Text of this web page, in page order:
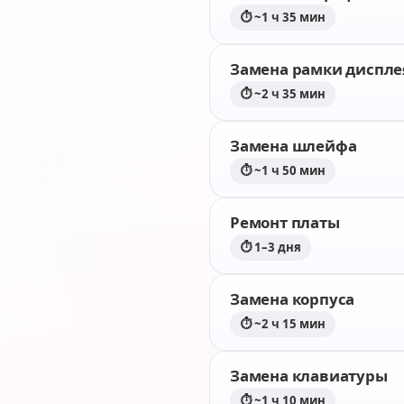
⏱ ~1 ч 35 мин
Замена рамки
⏱ ~2 ч 35 мин
Замена шлейфа
⏱ ~1 ч 50 мин
Ремонт платы
⏱ 1–3 дня
Замена корпуса
⏱ ~2 ч 15 мин
Замена клавиатуры
⏱ ~1 ч 10 мин